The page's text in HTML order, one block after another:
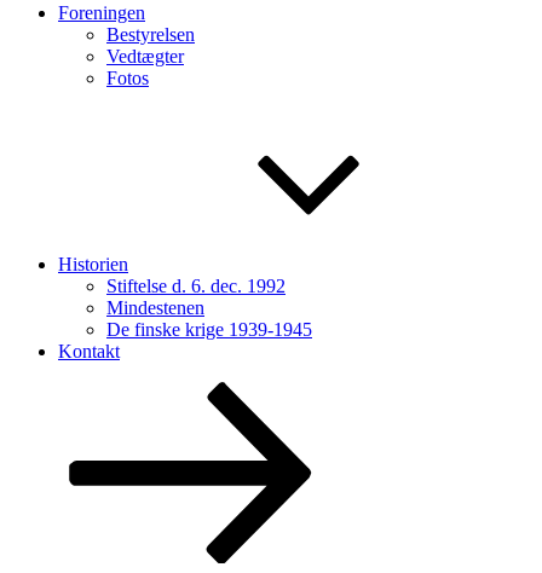
Foreningen
Bestyrelsen
Vedtægter
Fotos
Historien
Stiftelse d. 6. dec. 1992
Mindestenen
De finske krige 1939-1945
Kontakt